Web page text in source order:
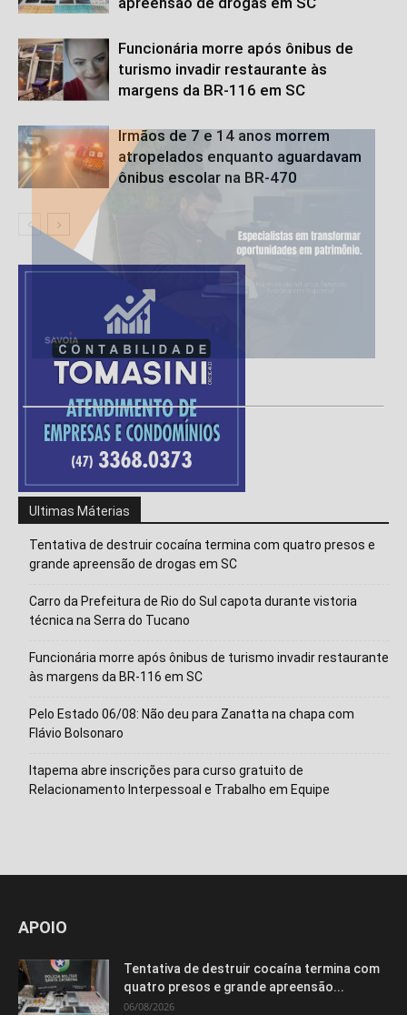
Funcionária morre após ônibus de
turismo invadir restaurante às
margens da BR-116 em SC
Irmãos de 7 e 14 anos morrem
atropelados enquanto aguardavam
ônibus escolar na BR-470
Ultimas Máterias
Tentativa de destruir cocaína termina com quatro presos e
grande apreensão de drogas em SC
Carro da Prefeitura de Rio do Sul capota durante vistoria
técnica na Serra do Tucano
Funcionária morre após ônibus de turismo invadir restaurante
às margens da BR-116 em SC
Pelo Estado 06/08: Não deu para Zanatta na chapa com
Flávio Bolsonaro
Itapema abre inscrições para curso gratuito de
Relacionamento Interpessoal e Trabalho em Equipe
APOIO
Tentativa de destruir cocaína termina com
quatro presos e grande apreensão...
06/08/2026